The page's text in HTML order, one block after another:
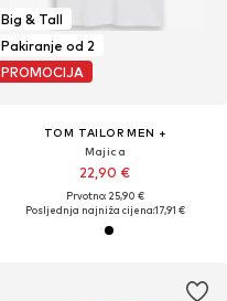
Big & Tall
Pakiranje od 2
PROMOCIJA
TOM TAILOR MEN +
Majica
22,90 €
Prvotno: 25,90 €
Posljednja najniža cijena:17,91 €